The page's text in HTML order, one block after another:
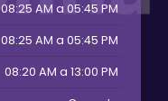
08:25 AM a 05:45 PM
08:25 AM a 05:45 PM
08:20 AM a 13:00 PM